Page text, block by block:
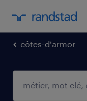
côtes-d'armor